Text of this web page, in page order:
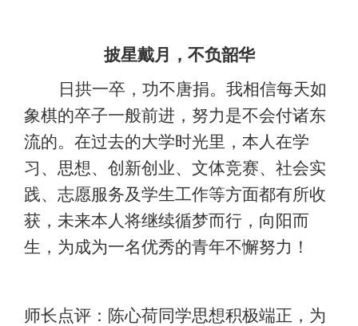
披星戴月，不负韶华
日拱一卒，功不唐捐。我相信每天如
象棋的卒子一般前进，努力是不会付诸东
流的。在过去的大学时光里，本人在学
习、思想、创新创业、文体竞赛、社会实
践、志愿服务及学生工作等方面都有所收
获，未来本人将继续循梦而行，向阳而
生，为成为一名优秀的青年不懈努力！
师长点评：陈心荷同学思想积极端正，为